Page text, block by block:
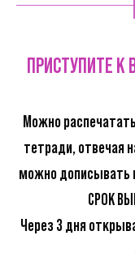
ПРИСТУПИТЕ К
Можно
тетради, отвечая
можно дописывать
СРОК
Через 3 дня